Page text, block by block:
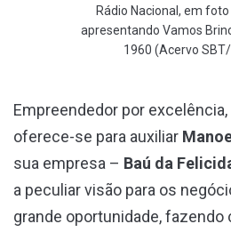
Rádio Nacional, em
apresentando Vamos
1960 (Acervo
Empreendedor por
oferece-se para auxiliar
sua empresa – Baú da
a peculiar visão para os
grande oportunidade, fazendo